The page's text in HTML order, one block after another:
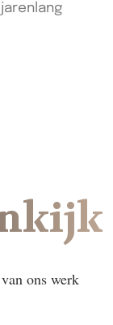
van ons werk